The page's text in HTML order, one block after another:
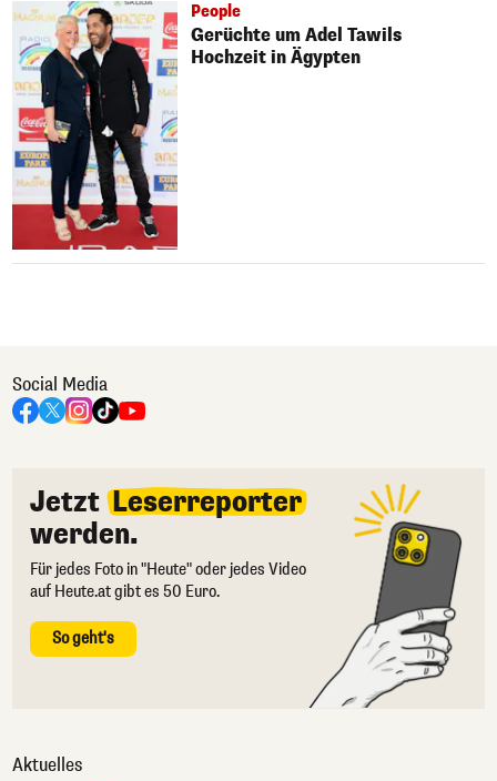
People
Gerüchte um Adel Tawils
Hochzeit in Ägypten
Social Media
Jetzt Leserreporter
werden.
Für jedes Foto in "Heute" oder jedes Video
auf Heute.at gibt es 50 Euro.
So geht's
Aktuelles